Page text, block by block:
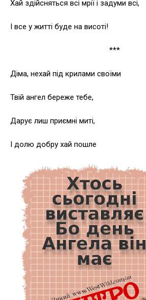
Хай здійсняться всі мрії і задуми всі,
І все у житті буде на висоті!
***
Діма, нехай під крилами своїми
Твій ангел береже тебе,
Дарує лиш приємні миті,
І долю добру хай пошле